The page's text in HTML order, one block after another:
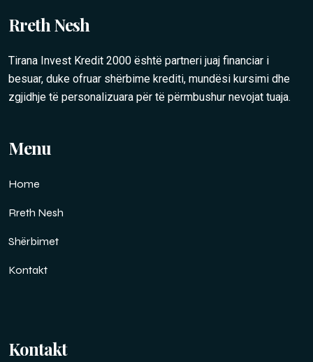
Rreth Nesh
Tirana Invest Kredit 2000 është partneri juaj financiar i
besuar, duke ofruar shërbime krediti, mundësi kursimi dhe
zgjidhje të personalizuara për të përmbushur nevojat tuaja.
Menu
Home
Rreth Nesh
Shërbimet
Kontakt
Kontakt